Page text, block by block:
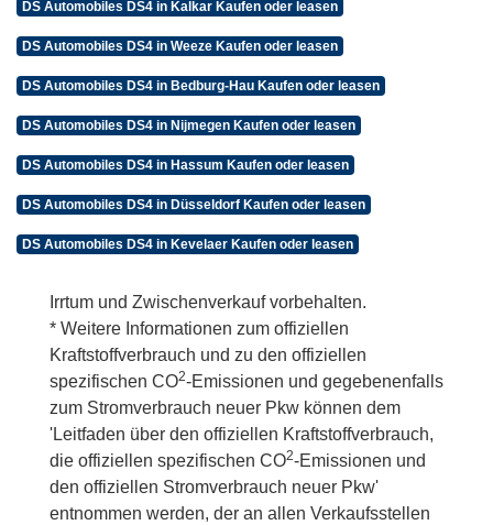
DS Automobiles DS4 in Kalkar Kaufen oder leasen
DS Automobiles DS4 in Weeze Kaufen oder leasen
DS Automobiles DS4 in Bedburg-Hau Kaufen oder leasen
DS Automobiles DS4 in Nijmegen Kaufen oder leasen
DS Automobiles DS4 in Hassum Kaufen oder leasen
DS Automobiles DS4 in Düsseldorf Kaufen oder leasen
DS Automobiles DS4 in Kevelaer Kaufen oder leasen
Irrtum und Zwischenverkauf vorbehalten.
* Weitere Informationen zum offiziellen
Kraftstoffverbrauch und zu den offiziellen
spezifischen CO2-Emissionen und gegebenenfalls
zum Stromverbrauch neuer Pkw können dem
'Leitfaden über den offiziellen Kraftstoffverbrauch,
die offiziellen spezifischen CO2-Emissionen und
den offiziellen Stromverbrauch neuer Pkw'
entnommen werden, der an allen Verkaufsstellen